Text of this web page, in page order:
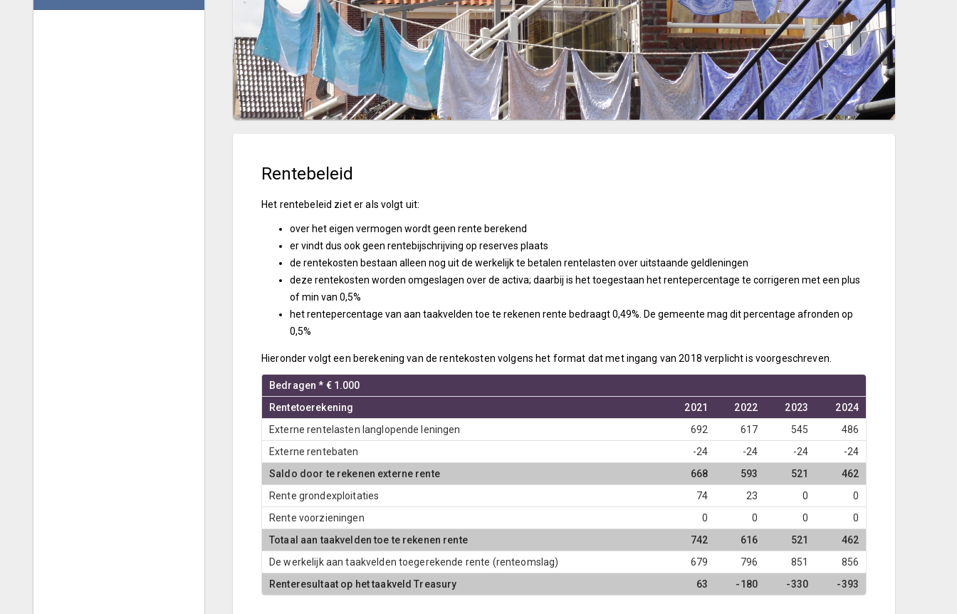
Rentebeleid
Het rentebeleid ziet er als volgt uit:
over het eigen vermogen wordt geen rente berekend
er vindt dus ook geen rentebijschrijving op reserves plaats
de rentekosten bestaan alleen nog uit de werkelijk te betalen rentelasten over uitstaande geldleningen
deze rentekosten worden omgeslagen over de activa; daarbij is het toegestaan het rentepercentage te corrigeren met een plus
of min van 0,5%
het rentepercentage van aan taakvelden toe te rekenen rente bedraagt 0,49%. De gemeente mag dit percentage afronden op
0,5%
Hieronder volgt een berekening van de rentekosten volgens het format dat met ingang van 2018 verplicht is voorgeschreven.
Bedragen * € 1.000
Rentetoerekening
2021 2022 2023
2024
Externe rentelasten langlopende leningen
692 617 545
486
Externe rentebaten
-24 -24 -24
-24
Saldo door te rekenen externe rente
668 593 521
462
Rente grondexploitaties
74 23 0
0
Rente voorzieningen
0 0 0
0
Totaal aan taakvelden toe te rekenen rente
742 616 521
462
De werkelijk aan taakvelden toegerekende rente (renteomslag)
679 796 851
856
Renteresultaat op het taakveld Treasury
63 -180 -330 -393